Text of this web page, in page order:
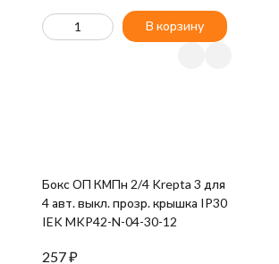
В корзину
Бокс ОП КМПн 2/4 Krepta 3 для
4 авт. выкл. прозр. крышка IP30
IEK MKP42-N-04-30-12
257₽